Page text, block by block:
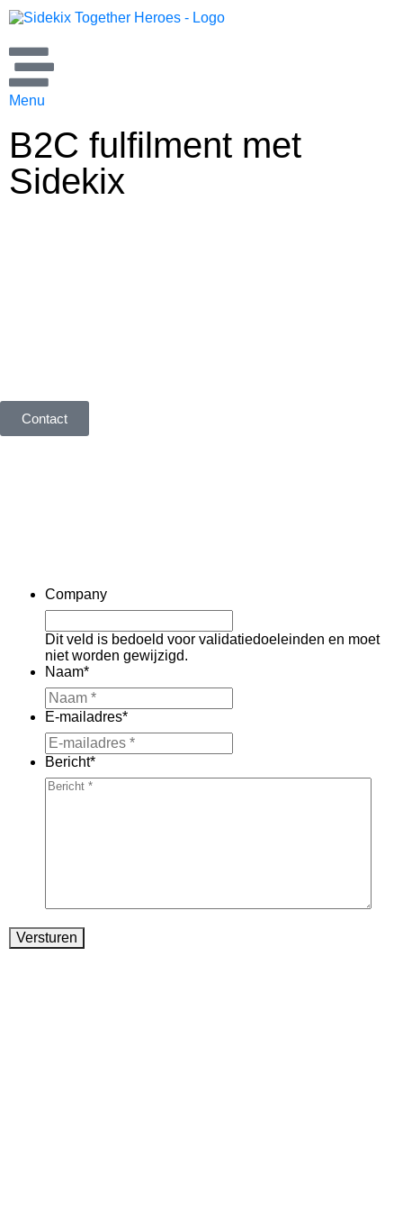
Menu
B2C fulfilment met
Sidekix
Contact
Company
Dit veld is bedoeld voor validatiedoeleinden en moet
niet worden gewijzigd.
Naam*
E-mailadres*
Bericht*
Versturen